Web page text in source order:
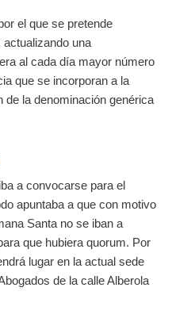
el que se pretende
actualizando una
al cada día mayor número
que se incorporan a la
de la denominación genérica
a convocarse para el
apuntaba a que con motivo
Santa no se iban a
que hubiera quorum. Por
lugar en la actual sede
de la calle Alberola